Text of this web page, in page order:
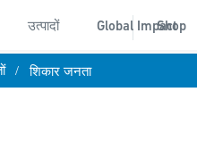
उत्पादों Global Impact
Shop
/ शिकार जनता